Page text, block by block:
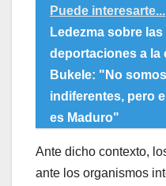
Puede interesarte...
Ledezma sobre las
deportaciones a la
Bukele: "No somos
indiferentes, pero
es Maduro"
Ante dicho contexto,
ante los organismos